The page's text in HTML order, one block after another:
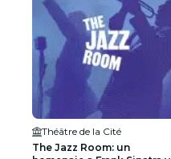
Théâtre de la Cité
The Jazz Room: un